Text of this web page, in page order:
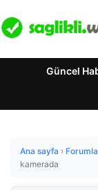
Güncel
Ana sayfa ›
kamerada